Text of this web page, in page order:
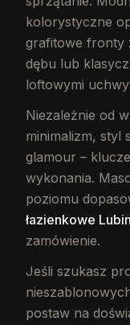
kolorystyczne
grafitowe fronty
dębu lub
loftowymi
Niezależnie od
minimalizm, styl
glamour –
wykonania.
poziomu
łazienkowe Lubin
zamówienie.
Jeśli szukasz
postaw na